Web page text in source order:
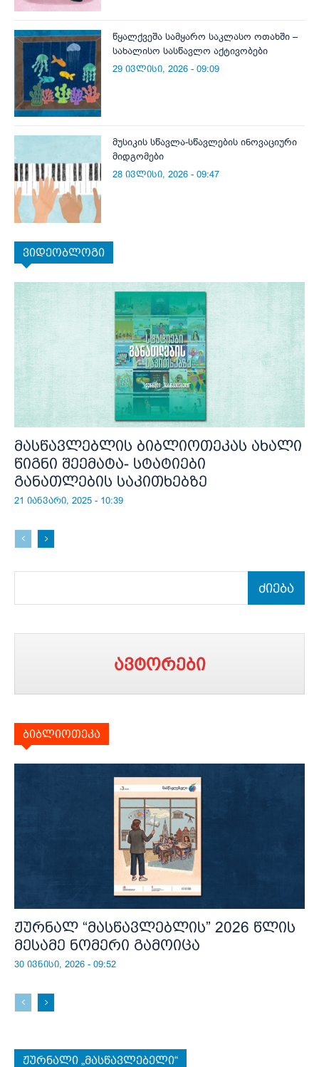
წყალქვეშა სამყარო საკლასო ოთახში –
სახალისო სასწავლო აქტივობები
29 ივლისი, 2026 - 09:09
მუსიკის სწავლა-სწავლების ინოვაციური
მიდგომები
28 ივლისი, 2026 - 09:47
ვიდეობლოგი
მასწავლებლის ბიბლიოთეკას ახალი
წიგნი შეემატა- სტატიები
განათლების საკითხებზე
21 იანვარი, 2025 - 10:39
ძიება
ავტორები
ბიბლიოთეკა
ჟურნალ “მასწავლებლის” 2026 წლის
მესამე ნომერი გამოიცა
30 ივნისი, 2026 - 09:52
ჟურნალი „მასწავლებელი“